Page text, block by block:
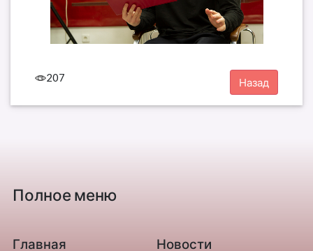
207
Полное меню
Главная Новости